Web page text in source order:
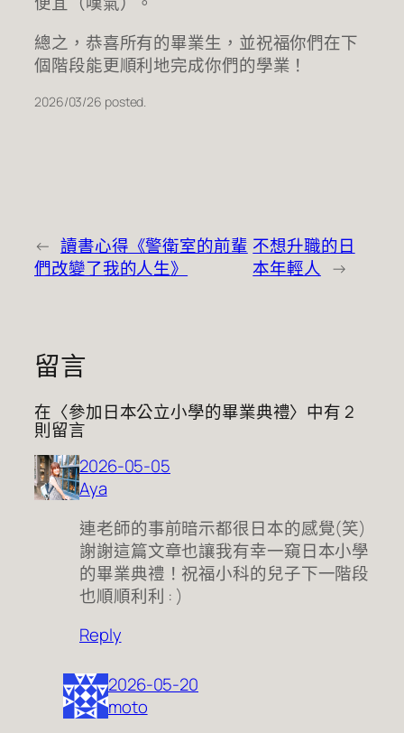
總之，恭喜所有的畢業生，並祝福你們在下
個階段能更順利地完成你們的學業！
2026/03/26 posted.
← 讀書心得《警衛室的前輩
們改變了我的人生》
不想升職的日
本年輕人 →
留言
在〈參加日本公立小學的畢業典禮〉中有 2
則留言
2026-05-05
Aya
連老師的事前暗示都很日本的感覺(笑)
謝謝這篇文章也讓我有幸一窺日本小學
的畢業典禮！祝福小科的兒子下一階段
也順順利利 : )
Reply
2026-05-20
moto